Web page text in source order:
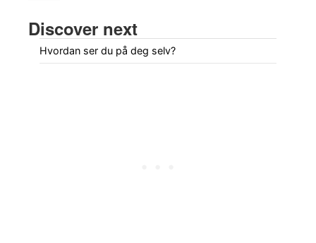
Discover next
Hvordan ser du på deg selv?